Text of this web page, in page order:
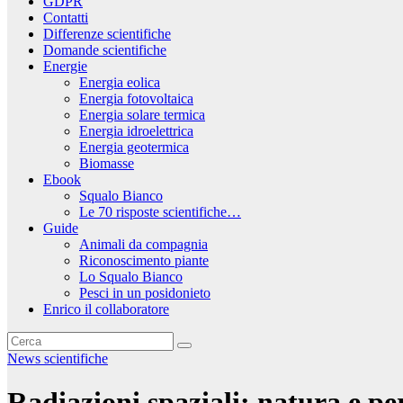
Contatti
Differenze scientifiche
Domande scientifiche
Energie
Energia eolica
Energia fotovoltaica
Energia solare termica
Energia idroelettrica
Energia geotermica
Biomasse
Ebook
Squalo Bianco
Le 70 risposte scientifiche…
Guide
Animali da compagnia
Riconoscimento piante
Lo Squalo Bianco
Pesci in un posidonieto
Enrico il collaboratore
News scientifiche